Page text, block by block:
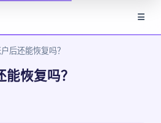
☰
后还能恢复吗？
恢复吗？